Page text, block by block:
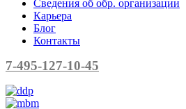
Сведения об обр. организации
Карьера
Блог
Контакты
7-495-127-10-45